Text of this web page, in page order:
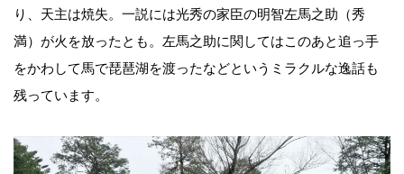
り、天主は焼失。一説には光秀の家臣の明智左馬之助（秀
満）が火を放ったとも。左馬之助に関してはこのあと追っ手
をかわして馬で琵琶湖を渡ったなどというミラクルな逸話も
残っています。